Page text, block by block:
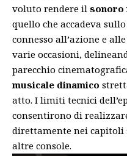
voluto rendere il sonoro
quello che accadeva
connesso all’azione e
varie occasioni,
parecchio
musicale dinamico
atto. I limiti tecnici
consentirono di
direttamente nei capitoli
altre console.